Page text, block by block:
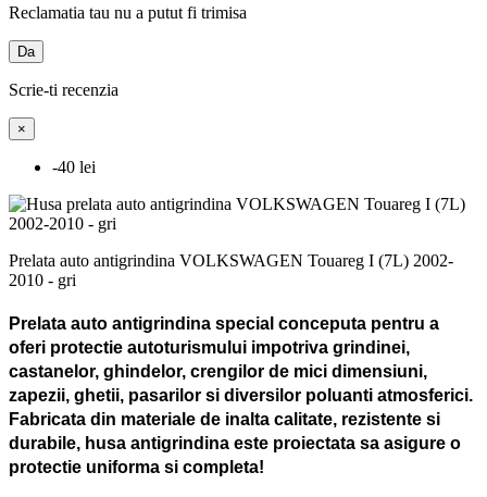
Reclamatia tau nu a putut fi trimisa
Da
Scrie-ti recenzia
×
-40 lei
Prelata auto antigrindina VOLKSWAGEN Touareg I (7L) 2002-
2010 - gri
Prelata auto antigrindina special conceputa pentru a
oferi protectie autoturismului impotriva grindinei,
castanelor, ghindelor, crengilor de mici dimensiuni,
zapezii, ghetii, pasarilor si diversilor poluanti atmosferici.
Fabricata din materiale de inalta calitate, rezistente si
durabile, husa antigrindina este proiectata sa asigure o
protectie uniforma si completa!